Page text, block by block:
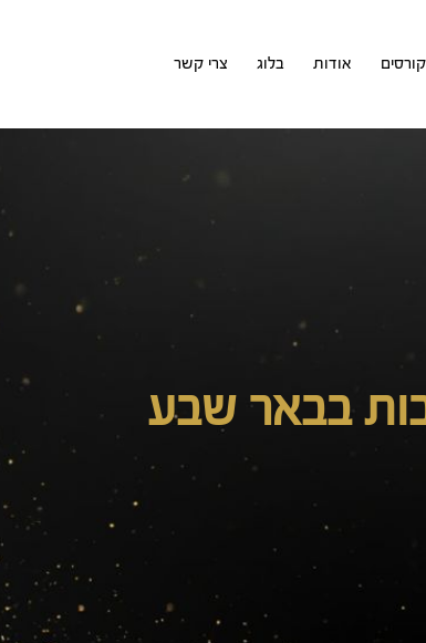
קורסים אודות בלוג צרי קשר
בבאר שבע